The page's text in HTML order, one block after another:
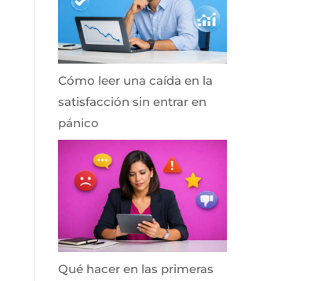
Cómo leer una caída en la
satisfacción sin entrar en
pánico
Qué hacer en las primeras